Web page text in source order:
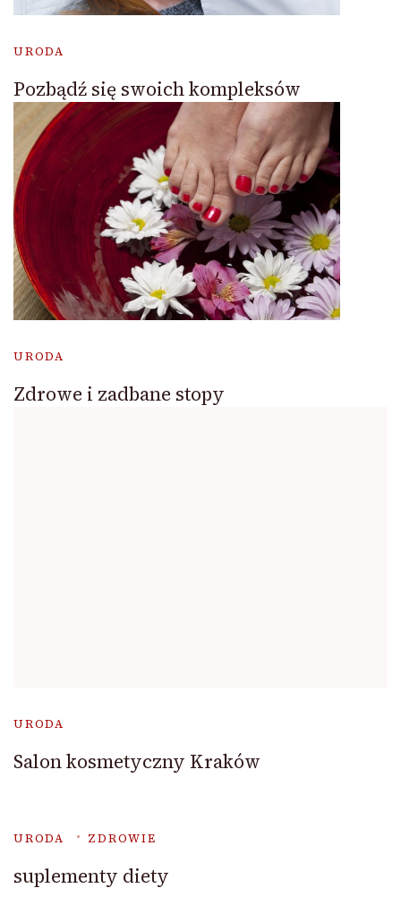
URODA
Pozbądź się swoich kompleksów
URODA
Zdrowe i zadbane stopy
URODA
Salon kosmetyczny Kraków
URODA ZDROWIE
suplementy diety